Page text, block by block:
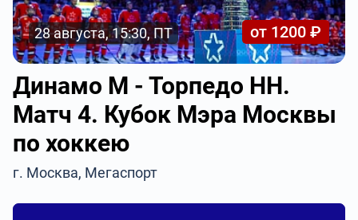
28 августа, 15:30, ПТ от 1200 ₽
Динамо М - Торпедо НН.
Матч 4. Кубок Мэра Москвы
по хоккею
г. Москва, Мегаспорт